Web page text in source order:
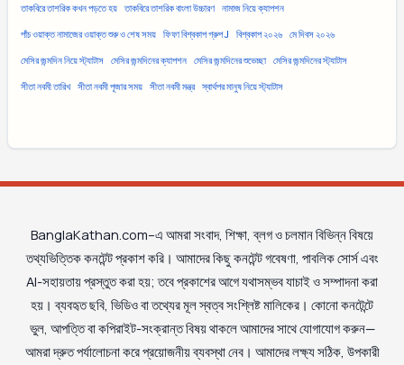
তাকবিরে তাশরিক কখন পড়তে হয় তাকবিরে তাশরিক বাংলা উচ্চারণ নামাজ নিয়ে ক্যাপশন
পাঁচ ওয়াক্ত নামাজের ওয়াক্ত শুরু ও শেষ সময় ফিফা বিশ্বকাপ গ্রুপ J বিশ্বকাপ ২০২৬ মে দিবস ২০২৬
মেসির জন্মদিন নিয়ে স্ট্যাটাস মেসির জন্মদিনের ক্যাপশন মেসির জন্মদিনের শুভেচ্ছা মেসির জন্মদিনের স্ট্যাটাস
সীতা নবমী তারিখ সীতা নবমী পূজার সময় সীতা নবমী মন্ত্র স্বার্থপর মানুষ নিয়ে স্ট্যাটাস
BanglaKathan.com–এ আমরা সংবাদ, শিক্ষা, ব্লগ ও চলমান বিভিন্ন বিষয়ে
তথ্যভিত্তিক কনটেন্ট প্রকাশ করি। আমাদের কিছু কনটেন্ট গবেষণা, পাবলিক সোর্স এবং
AI-সহায়তায় প্রস্তুত করা হয়; তবে প্রকাশের আগে যথাসম্ভব যাচাই ও সম্পাদনা করা
হয়। ব্যবহৃত ছবি, ভিডিও বা তথ্যের মূল স্বত্ব সংশ্লিষ্ট মালিকের। কোনো কনটেন্টে
ভুল, আপত্তি বা কপিরাইট-সংক্রান্ত বিষয় থাকলে আমাদের সাথে যোগাযোগ করুন—
আমরা দ্রুত পর্যালোচনা করে প্রয়োজনীয় ব্যবস্থা নেব। আমাদের লক্ষ্য সঠিক, উপকারী